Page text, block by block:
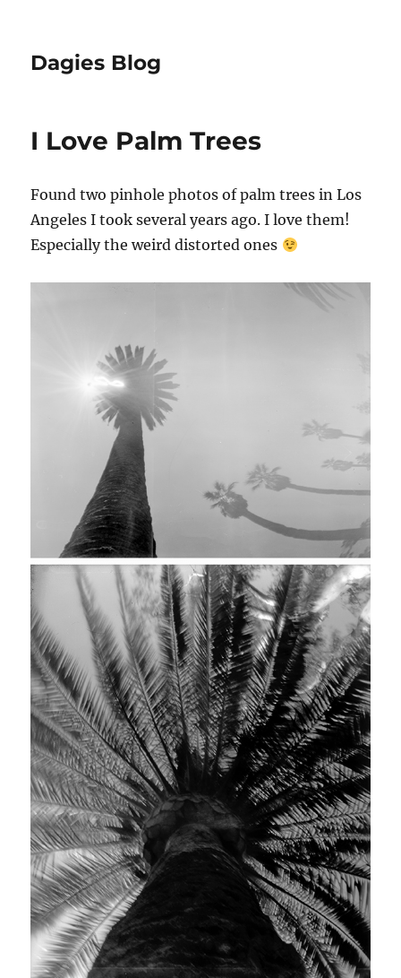
Dagies Blog
I Love Palm Trees
Found two pinhole photos of palm trees in Los
Angeles I took several years ago. I love them!
Especially the weird distorted ones